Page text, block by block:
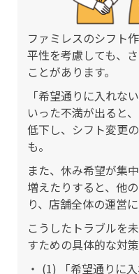
ファミレスのシフト
平性を考慮しても、
ことがあります。
「希望通りに入れな
いった不満が出ると
低下し、シフト変更
も。
また、休み希望が集
増えたりすると、他
り、店舗全体の運営
こうしたトラブルを
すための具体的な対
(1) 「希望通りに